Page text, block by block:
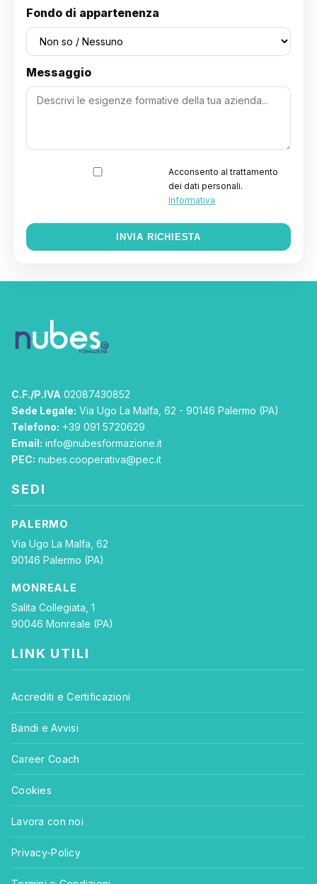
Fondo di appartenenza
Messaggio
Acconsento al trattamento
dei dati personali.
Informativa
INVIA RICHIESTA
C.F./P.IVA 02087430852
Sede Legale: Via Ugo La Malfa, 62 - 90146 Palermo (PA)
Telefono: +39 091 5720629
Email: info@nubesformazione.it
PEC: nubes.cooperativa@pec.it
SEDI
PALERMO
Via Ugo La Malfa, 62
90146 Palermo (PA)
MONREALE
Salita Collegiata, 1
90046 Monreale (PA)
LINK UTILI
Accrediti e Certificazioni
Bandi e Avvisi
Career Coach
Cookies
Lavora con noi
Privacy-Policy